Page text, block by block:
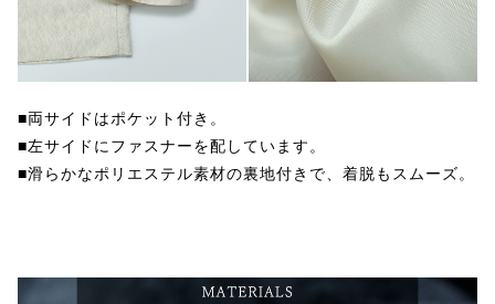
■両サイドはポケット付き。
■左サイドにファスナーを配しています。
■滑らかなポリエステル素材の裏地付きで、着脱もスムーズ。